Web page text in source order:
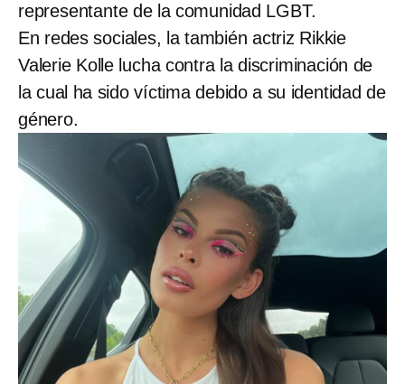
representante de la comunidad LGBT.
En redes sociales, la también actriz Rikkie
Valerie Kolle lucha contra la discriminación de
la cual ha sido víctima debido a su identidad de
género.